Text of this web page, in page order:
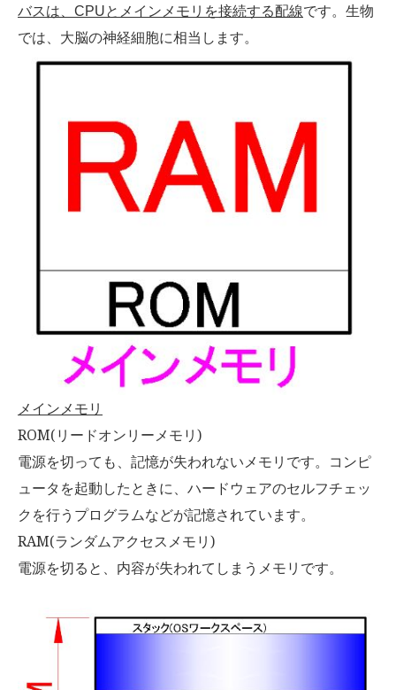
バスは、CPUとメインメモリを接続する配線です。生物
では、大脳の神経細胞に相当します。
メインメモリ
ROM(リードオンリーメモリ)
電源を切っても、記憶が失われないメモリです。コンピ
ュータを起動したときに、ハードウェアのセルフチェッ
クを行うプログラムなどが記憶されています。
RAM(ランダムアクセスメモリ)
電源を切ると、内容が失われてしまうメモリです。